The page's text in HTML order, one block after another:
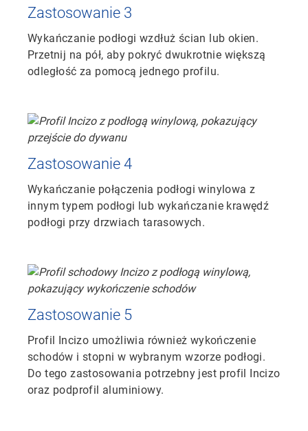
Zastosowanie 3
Wykańczanie podłogi wzdłuż ścian lub okien.
Przetnij na pół, aby pokryć dwukrotnie większą
odległość za pomocą jednego profilu.
Zastosowanie 4
Wykańczanie połączenia podłogi winylowa z
innym typem podłogi lub wykańczanie krawędź
podłogi przy drzwiach tarasowych.
Zastosowanie 5
Profil Incizo umożliwia również wykończenie
schodów i stopni w wybranym wzorze podłogi.
Do tego zastosowania potrzebny jest profil Incizo
oraz podprofil aluminiowy.